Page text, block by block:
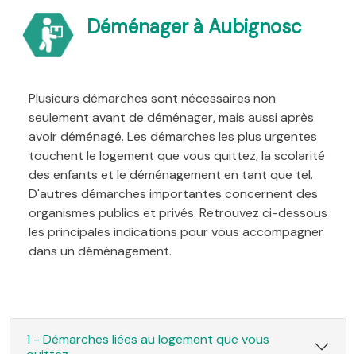
Déménager à Aubignosc
Plusieurs démarches sont nécessaires non
seulement avant de déménager, mais aussi après
avoir déménagé. Les démarches les plus urgentes
touchent le logement que vous quittez, la scolarité
des enfants et le déménagement en tant que tel.
D'autres démarches importantes concernent des
organismes publics et privés. Retrouvez ci-dessous
les principales indications pour vous accompagner
dans un déménagement.
1 - Démarches liées au logement que vous